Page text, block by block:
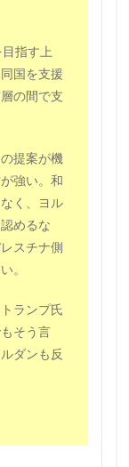
指す上
国を支援
の間で支
提案が機
強い。和
く、ヨル
めるな
スチナ側
。
ランプ氏
そう言
ダンも反